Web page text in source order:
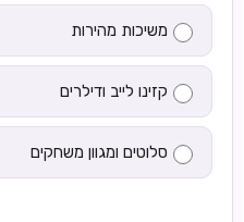
משיכות מהירות
קזינו לייב ודילרים
סלוטים ומגוון משחקים